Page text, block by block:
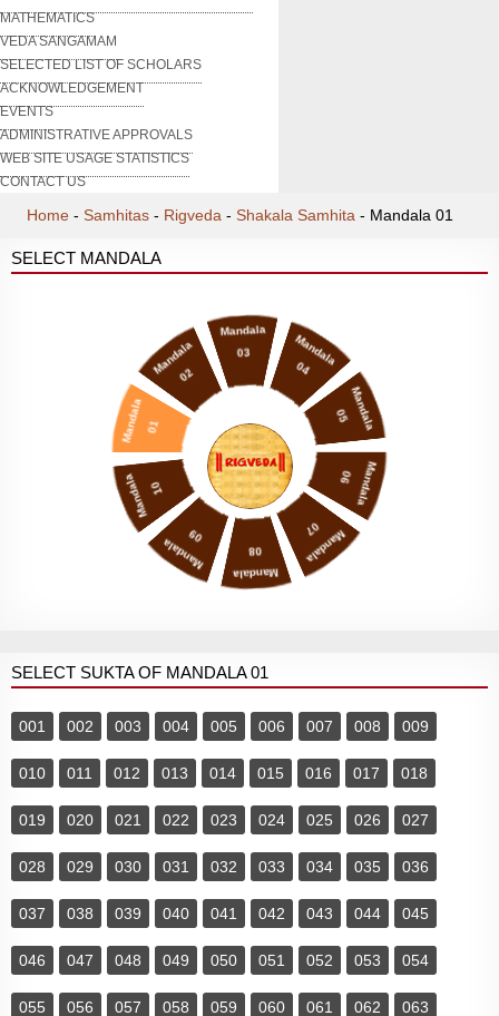
MATHEMATICS
VEDA SANGAMAM
SELECTED LIST OF SCHOLARS
ACKNOWLEDGEMENT
EVENTS
ADMINISTRATIVE APPROVALS
WEB SITE USAGE STATISTICS
CONTACT US
Home - Samhitas - Rigveda - Shakala Samhita - Mandala 01
SELECT MANDALA
Mandala 01
Mandala
02
Mandala
03 Mandala
04
Mandala
05
Mandala
06
Mandala
07
Mandala
08
Mandala
09
Mandala 10
SELECT SUKTA OF MANDALA 01
001 002 003 004 005 006 007 008 009
010 011 012 013 014 015 016 017 018
019 020 021 022 023 024 025 026 027
028 029 030 031 032 033 034 035 036
037 038 039 040 041 042 043 044 045
046 047 048 049 050 051 052 053 054
055 056 057 058 059 060 061 062 063